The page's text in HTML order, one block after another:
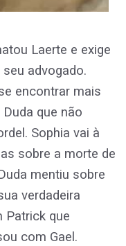
Laerte e exige
advogado.
encontrar mais
que não
Sophia vai à
sobre a morte de
mentiu sobre
verdadeira
Patrick que
com Gael.